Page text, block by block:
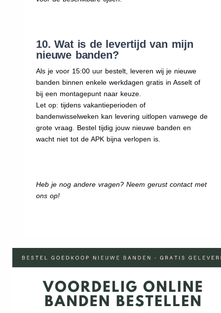
10. Wat is de levertijd van mijn
nieuwe banden?
Als je voor 15:00 uur bestelt, leveren wij je nieuwe
banden binnen enkele werkdagen gratis in Asselt of
bij een montagepunt naar keuze.
Let op: tijdens vakantieperioden of
bandenwisselweken kan levering uitlopen vanwege de
grote vraag. Bestel tijdig jouw nieuwe banden en
wacht niet tot de APK bijna verlopen is.
Heb je nog andere vragen? Neem gerust contact met
ons op!